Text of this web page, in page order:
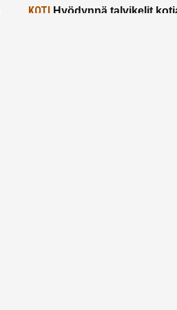
KOTIHyödynnä talvikelit